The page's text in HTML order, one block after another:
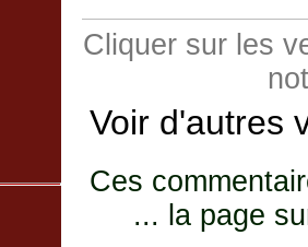
Cliquer sur les
Voir d'autres
Ces
... la page